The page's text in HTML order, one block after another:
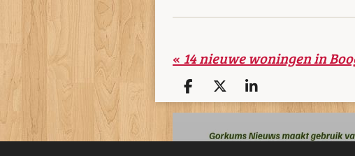
«
D
e
D
e
l
S
h
r